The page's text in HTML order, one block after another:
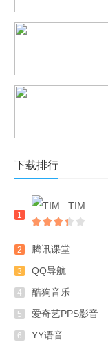
下载排行
1
TIM
2 腾讯课堂
3 QQ导航
4 酷狗音乐
5 爱奇艺PPS影音
6 YY语音